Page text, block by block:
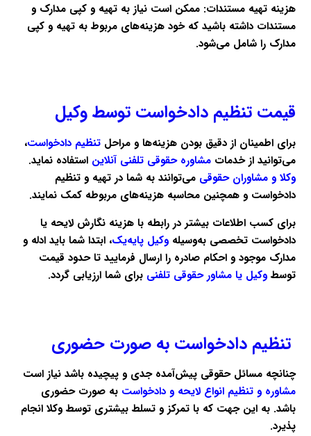
هزینه تهیه مستندات: ممکن است نیاز به تهیه و کپی مدارک و
مستندات داشته باشید که خود هزینه‌های مربوط به تهیه و کپی
مدارک را شامل می‌شود.
قیمت تنظیم دادخواست توسط وکیل
برای اطمینان از دقیق بودن هزینه‌ها و مراحلتنظیم دادخواست،
می‌توانید از خدماتمشاوره حقوقی تلفنی آنلاین استفاده نماید.
وکلا و مشاوران حقوقی می‌توانند به شما در تهیه و تنظیم
دادخواست و همچنین محاسبه هزینه‌های مربوطه کمک نمایند.
برای کسب اطلاعات بیشتر در رابطه با هزینه نگارش لایحه یا
دادخواست تخصصی به‌وسیلهوکیل پایه‌یک، ابتدا شما باید ادله و
مدارک موجود و احکام صادره را ارسال فرمایید تا حدود قیمت
توسط وکیل یا مشاور حقوقی تلفنی برای شما ارزیابی گردد.
تنظیم دادخواست به صورت حضوری
چنانچه مسائل حقوقی پیش‌آمده جدی و پیچیده‌ باشد نیاز است
مشاوره و تنظیم انواع لایحه و دادخواست به صورت حضوری
باشد. به این جهت که با تمرکز و تسلط بیشتری توسط وکلا انجام
پذیرد.